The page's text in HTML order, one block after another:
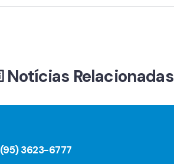
Notícias Relacionadas
(95) 3623-6777